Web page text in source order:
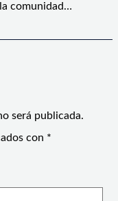
comunidad…
será publicada.
con *